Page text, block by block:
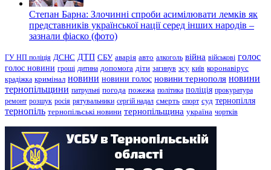
Степан Барна: Злочинні спроби асимілювати лемків як
представників української нації серед інших народів –
зазнали фіаско (фото)
ГУ НП поліція ДСНС ДТП СБУ аварія авто алкоголь війна військові голос
голос новини гроші дитина допомога діти загинув зсу київ коронавірус
крадіжка кримінал новини новини голос новини тернополя новини
тернопільщини патрульні погода пожежа політика поліція прокуратура
ремонт розшук росія рятувальники сергій надал смерть спорт суд тернопілля
тернопіль тернопільські новини тернопільщина україна чортків